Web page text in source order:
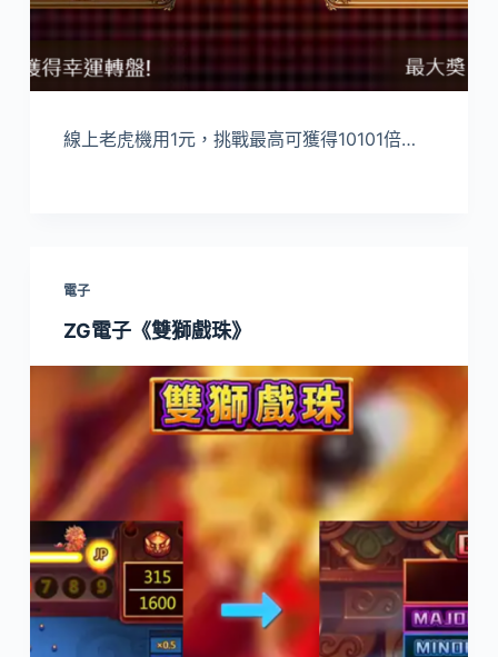
線上老虎機用1元，挑戰最高可獲得10101倍…
電子
ZG電子《雙獅戲珠》